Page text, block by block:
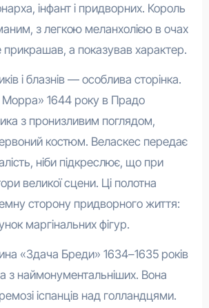
інфант і придворних. Король
з легкою меланхолією в очах
а показував характер.
і блазнів — особлива сторінка.
Морра» 1644 року в Прадо
з пронизливим поглядом,
костюм. Веласкес передає
ніби підкреслює, що при
великої сцени. Ці полотна
сторону придворного життя:
маргінальних фігур.
«Здача Бреди» 1634–1635 років
наймонументальніших. Вона
іспанців над голландцями.